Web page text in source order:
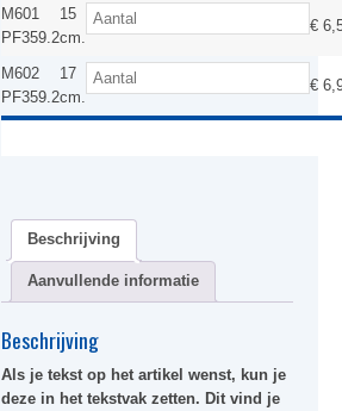
M601
PF359.2
15
cm.
€
M602
PF359.2
17
cm.
€
Beschrijving
Aanvullende informatie
Beschrijving
Als je tekst op het artikel wenst, kun je
deze in het tekstvak zetten. Dit vind je